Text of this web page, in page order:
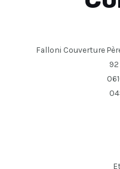
Falloni Couverture